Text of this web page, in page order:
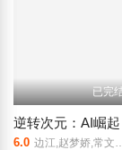
已完
逆转次元：AI崛起
6.0 边江,赵梦娇,常文涛,贺文潇